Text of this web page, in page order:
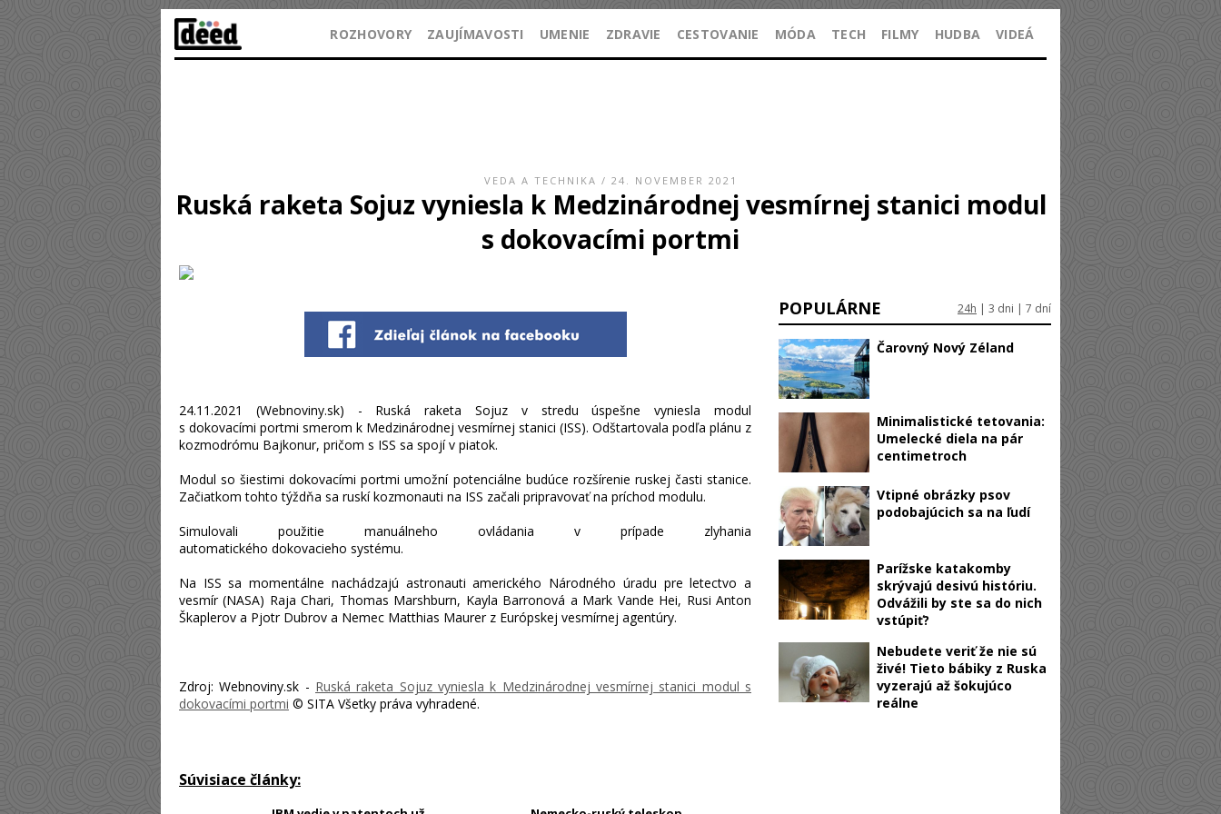
ROZHOVORY ZAUJÍMAVOSTI UMENIE ZDRAVIE CESTOVANIE MÓDA TECH FILMY HUDBA VIDEÁ
VEDA A TECHNIKA / 24. NOVEMBER 2021
Ruská raketa Sojuz vyniesla k Medzinárodnej vesmírnej stanici modul
s dokovacími portmi
24.11.2021 (Webnoviny.sk) - Ruská raketa Sojuz v stredu úspešne vyniesla modul
s dokovacími portmi smerom k Medzinárodnej vesmírnej stanici (ISS). Odštartovala podľa plánu z
kozmodrómu Bajkonur, pričom s ISS sa spojí v piatok.
Modul so šiestimidokovacími portmi umožní potenciálne budúce rozšírenie ruskej časti stanice.
Začiatkom tohto týždňa sa ruskí kozmonauti na ISS začali pripravovať na príchod modulu.
Simulovali použitie manuálneho ovládania v prípade zlyhania
automatického dokovacieho systému.
Na ISS sa momentálne nachádzajú astronauti amerického Národného úradu pre letectvo a
vesmír (NASA) Raja Chari, Thomas Marshburn, Kayla Barronová a Mark Vande Hei, Rusi Anton
Zdroj: Webnoviny.sk - Ruská raketa Sojuz vyniesla k Medzinárodnej vesmírnej stanici modul s
dokovacími portmi © SITA Všetky práva vyhradené.
Súvisiace články:
POPULÁRNE 24h | 3 dni | 7 dní
Čarovný Nový Zéland
Minimalistické tetovania:
Umelecké diela na pár
centimetroch
Vtipné obrázky psov
podobajúcich sa na ľudí
Parížske katakomby
skrývajú desivú históriu.
Odvážili by ste sa do nich
vstúpiť?
Nebudete veriť že nie sú
živé! Tieto bábiky z Ruska
vyzerajú až šokujúco
reálne